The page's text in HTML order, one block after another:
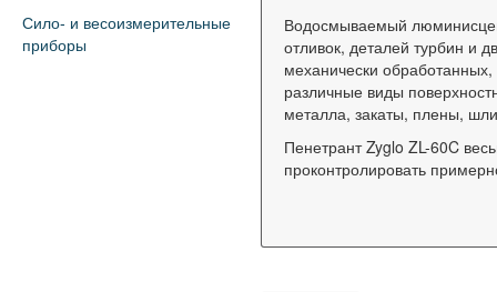
Сило- и весоизмерительные
приборы
Водосмываемый
отливок, деталей турбин и
механически
различные виды
металла, закаты, плены,
Пенетрант Zyglo ZL-60C
проконтролировать